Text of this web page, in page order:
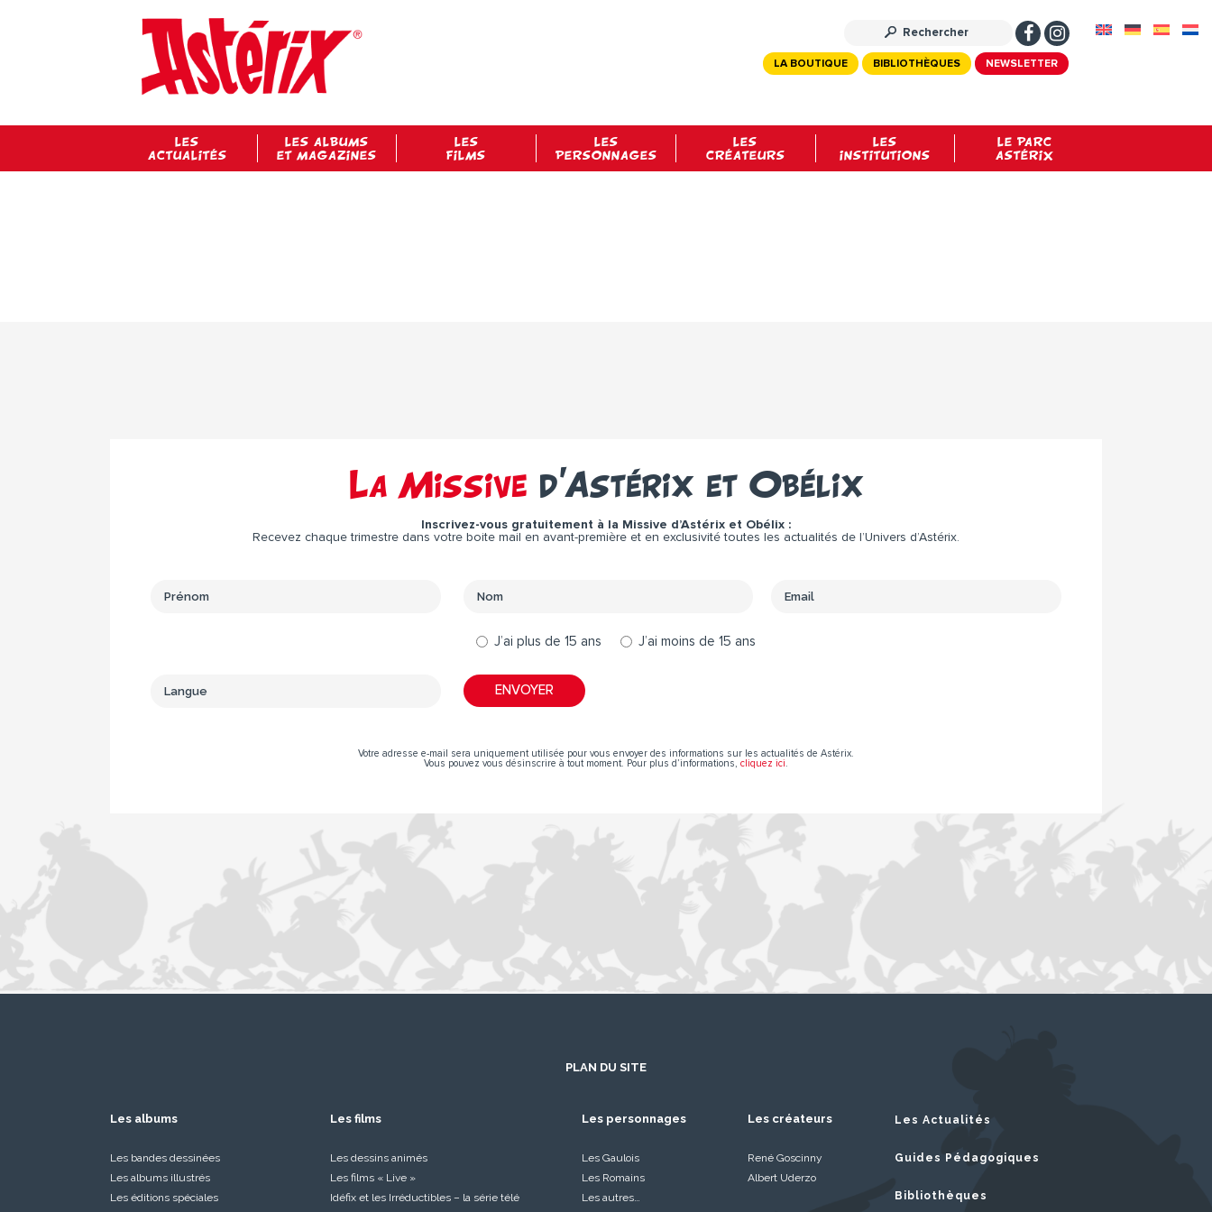
NEWSLETTER
BIBLIOTHÈQUES
LA BOUTIQUE
LES
ACTUALITÉS
LES ALBUMS
ET MAGAZINES
LES
FILMS
LES
PERSONNAGES
LES
CRÉATEURS
LES
INSTITUTIONS
LE PARC
ASTÉRIX
La Missive d’Astérix et Obélix
Inscrivez-vous gratuitement à la Missive d’Astérix et Obélix :
Recevez chaque trimestre dans votre boite mail en avant-première et en exclusivité toutes les actualités de l’Univers d’Astérix.
J’ai plus de 15 ans J’ai moins de 15 ans
Votre adresse e-mail sera uniquement utilisée pour vous envoyer des informations sur les actualités de Astérix.
Vous pouvez vous désinscrire à tout moment. Pour plus d’informations, cliquez ici
PLAN DU SITE
Les albums
Les bandes dessinées
Les albums illustrés
Les éditions spéciales
Les films
Les dessins animés
Les films « Live »
Idéfix et les Irréductibles – la série télé
Les personnages
Les Gaulois
Les Romains
Les autres…
Les créateurs
René Goscinny
Albert Uderzo
Les Actualités
Guides Pédagogiques
Bibliothèques